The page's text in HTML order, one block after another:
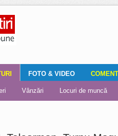
Nemulţumirile localnicilor
Financiar Editorial
Vânzări Locuri de muncă
FOTO & VIDEO